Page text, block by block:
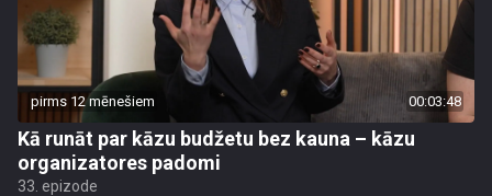
pirms 12 mēnešiem 00:03:48
Kā runāt par kāzu budžetu bez kauna – kāzu
organizatores padomi
33. epizode